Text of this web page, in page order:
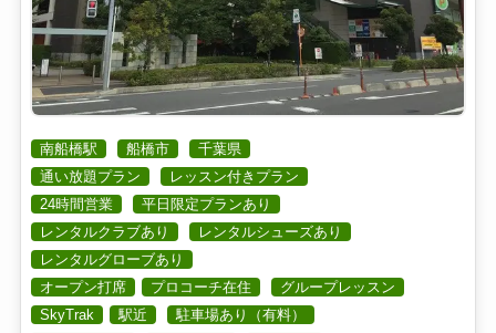
南船橋駅 船橋市
千葉県
通い放題プラン
レッスン付きプラン
24時間営業
平日限定プランあり
レンタルクラブあり
レンタルシューズあり
レンタルグローブあり
オープン打席
プロコーチ在住
グループレッスン
SkyTrak
駅近
駐車場あり（有料）